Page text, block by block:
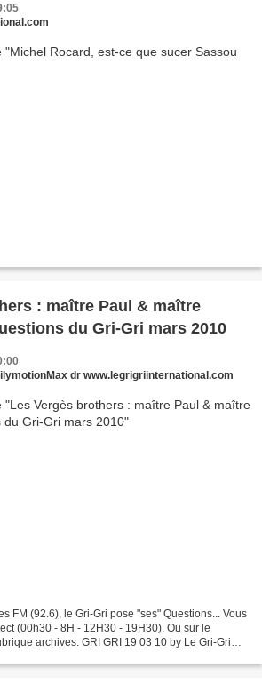
: maître Paul & maître
du Gri-Gri mars 2010
dr www.legrigriinternational.com
FM (92.6), le Gri-Gri pose "ses" Questions... Vous
(00h30 - 8H - 12H30 - 19H30). Ou sur le
archives. GRI GRI 19 03 10 by Le Gri-Gri